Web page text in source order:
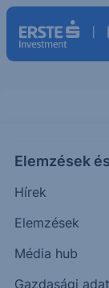
Elemzések
Hírek
Elemzések
Média hub
Gazdasági
FLIR
FLIR
60.32
Időpont:
Előző záró: